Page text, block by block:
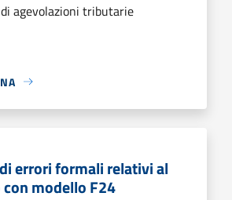
agevolazioni tributarie
errori formali relativi al
modello F24